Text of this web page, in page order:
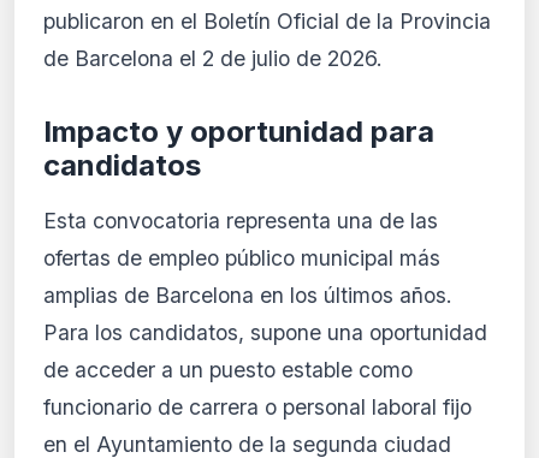
publicaron en el Boletín Oficial de la Provincia
de Barcelona el 2 de julio de 2026.
Impacto y oportunidad para
candidatos
Esta convocatoria representa una de las
ofertas de empleo público municipal más
amplias de Barcelona en los últimos años.
Para los candidatos, supone una oportunidad
de acceder a un puesto estable como
funcionario de carrera o personal laboral fijo
en el Ayuntamiento de la segunda ciudad